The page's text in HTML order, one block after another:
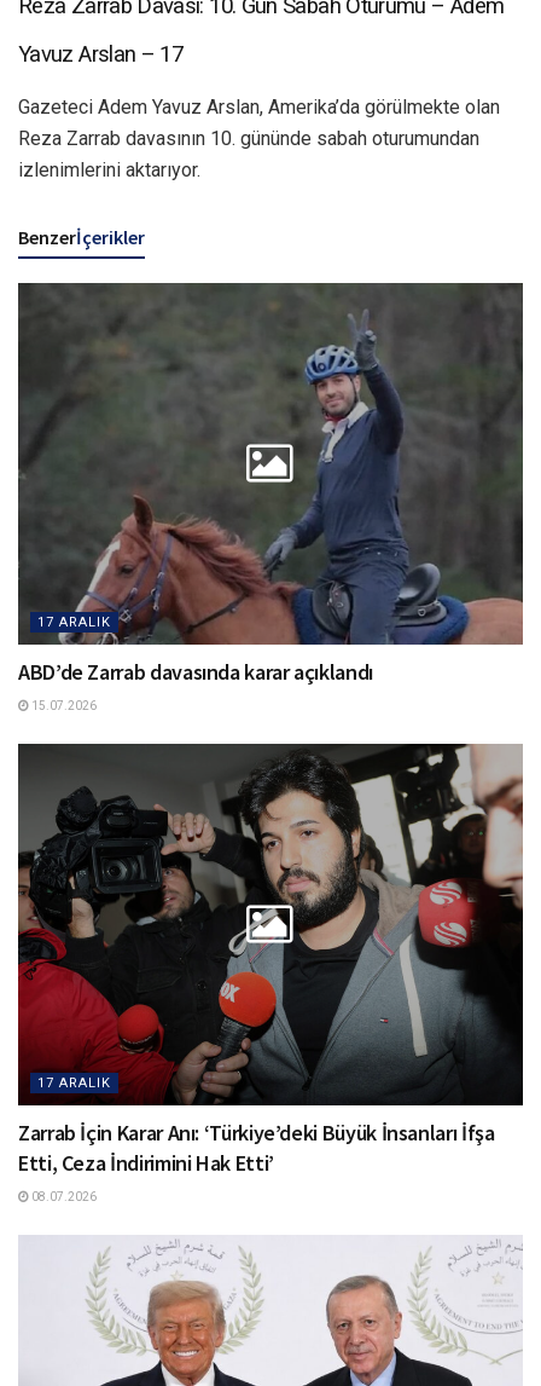
Reza Zarrab Davası: 10. Gün Sabah Oturumu – Adem
Yavuz Arslan – 17
Gazeteci Adem Yavuz Arslan, Amerika’da görülmekte olan
Reza Zarrab davasının 10. gününde sabah oturumundan
izlenimlerini aktarıyor.
Benzerİçerikler
17 ARALIK
ABD’de Zarrab davasında karar açıklandı
15.07.2026
17 ARALIK
Zarrab İçin Karar Anı: ‘Türkiye’deki Büyük İnsanları İfşa
Etti, Ceza İndirimini Hak Etti’
08.07.2026